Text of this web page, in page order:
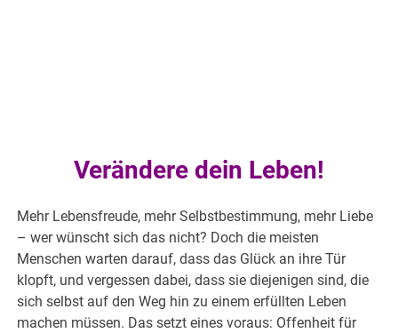
Verändere dein Leben!
Mehr Lebensfreude, mehr Selbstbestimmung, mehr Liebe
– wer wünscht sich das nicht? Doch die meisten
Menschen warten darauf, dass das Glück an ihre Tür
klopft, und vergessen dabei, dass sie diejenigen sind, die
sich selbst auf den Weg hin zu einem erfüllten Leben
machen müssen. Das setzt eines voraus: Offenheit für